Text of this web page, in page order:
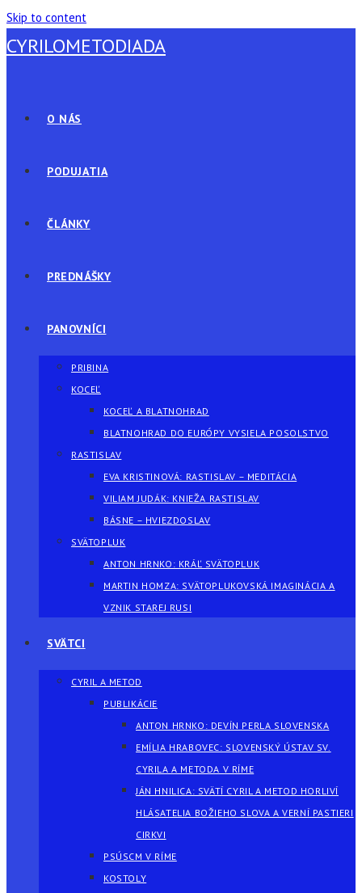
Skip to content
CYRILOMETODIADA
O NÁS
PODUJATIA
ČLÁNKY
PREDNÁŠKY
PANOVNÍCI
PRIBINA
KOCEĽ
KOCEĽ A BLATNOHRAD
BLATNOHRAD DO EURÓPY VYSIELA POSOLSTVO
RASTISLAV
EVA KRISTINOVÁ: RASTISLAV – MEDITÁCIA
VILIAM JUDÁK: KNIEŽA RASTISLAV
BÁSNE – HVIEZDOSLAV
SVÄTOPLUK
ANTON HRNKO: KRÁĽ SVÄTOPLUK
MARTIN HOMZA: SVÄTOPLUKOVSKÁ IMAGINÁCIA A
VZNIK STAREJ RUSI
SVÄTCI
CYRIL A METOD
PUBLIKÁCIE
ANTON HRNKO: DEVÍN PERLA SLOVENSKA
EMÍLIA HRABOVEC: SLOVENSKÝ ÚSTAV SV.
CYRILA A METODA V RÍME
JÁN HNILICA: SVÄTÍ CYRIL A METOD HORLIVÍ
HLÁSATELIA BOŽIEHO SLOVA A VERNÍ PASTIERI
CIRKVI
PSÚSCM V RÍME
KOSTOLY